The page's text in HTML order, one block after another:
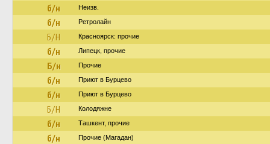
б/н Неизв.
б/н Ретролайн
Б/Н Красноярск: прочие
б/н Липецк, прочие
Б/н Прочие
б/н Приют в Бурцево
б/н Приют в Бурцево
Б/Н Колодяжне
б/н Ташкент, прочие
б/н Прочие (Магадан)